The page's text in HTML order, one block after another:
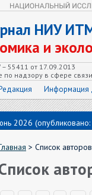
НИУ
и
55411 от 17.09.2013
надзору в сфере
Информация
2026
> Список авторов